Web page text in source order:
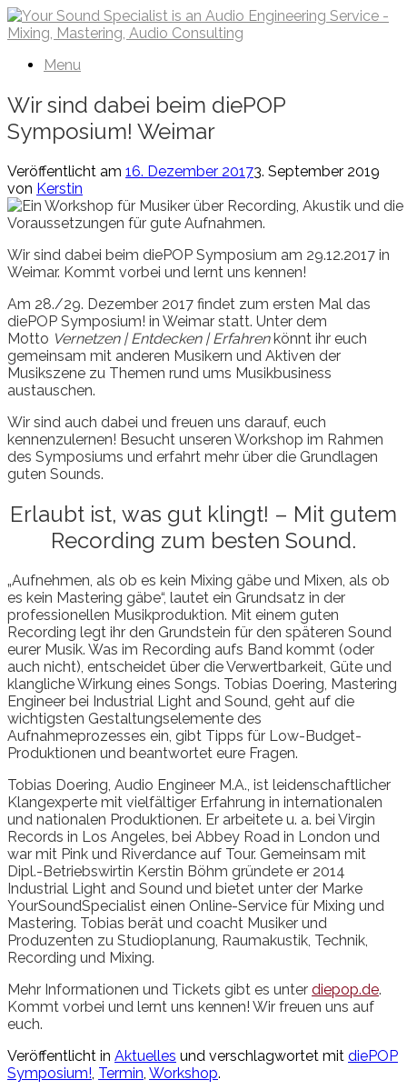
Zum
Inhalt
Menu
Wir sind dabei beim diePOP
Symposium! Weimar
Veröffentlicht am 16. Dezember 20173. September 2019
von Kerstin
Wir sind dabei beim diePOP Symposium am 29.12.2017 in
Weimar. Kommt vorbei und lernt uns kennen!
Am 28./29. Dezember 2017 findet zum ersten Mal das
diePOP Symposium! in Weimar statt. Unter dem
Motto Vernetzen | Entdecken | Erfahrenkönnt ihr euch
gemeinsam mit anderen Musikern und Aktiven der
Musikszene zu Themen rund ums Musikbusiness
austauschen.
Wir sind auch dabei und freuen uns darauf, euch
kennenzulernen! Besucht unseren Workshop im Rahmen
des Symposiums und erfahrt mehr über die Grundlagen
guten Sounds.
Erlaubt ist, was gut klingt! – Mit gutem
Recording zum besten Sound.
„Aufnehmen, als ob es kein Mixing gäbe und Mixen, als ob
es kein Mastering gäbe“, lautet ein Grundsatz in der
professionellen Musikproduktion. Mit einem guten
Recording legt ihr den Grundstein für den späteren Sound
eurer Musik. Was im Recording aufs Band kommt (oder
auch nicht), entscheidet über die Verwertbarkeit, Güte und
klangliche Wirkung eines Songs. Tobias Doering, Mastering
Engineer bei Industrial Light and Sound, geht auf die
wichtigsten Gestaltungselemente des
Aufnahmeprozesses ein, gibt Tipps für Low-Budget-
Produktionen und beantwortet eure Fragen.
Tobias Doering, Audio Engineer M.A., ist leidenschaftlicher
Klangexperte mit vielfältiger Erfahrung in internationalen
und nationalen Produktionen. Er arbeitete u. a. bei Virgin
Records in Los Angeles, bei Abbey Road in London und
war mit Pink und Riverdance auf Tour. Gemeinsam mit
Dipl.-Betriebswirtin Kerstin Böhm gründete er 2014
Industrial Light and Sound und bietet unter der Marke
YourSoundSpecialist einen Online-Service für Mixing und
Mastering. Tobias berät und coacht Musiker und
Produzenten zu Studioplanung, Raumakustik, Technik,
Recording und Mixing.
Mehr Informationen und Tickets gibt es unter diepop.de.
Kommt vorbei und lernt uns kennen! Wir freuen uns auf
euch.
Veröffentlicht in Aktuelles und verschlagwortet mit diePOP
Symposium! Termin Workshop.